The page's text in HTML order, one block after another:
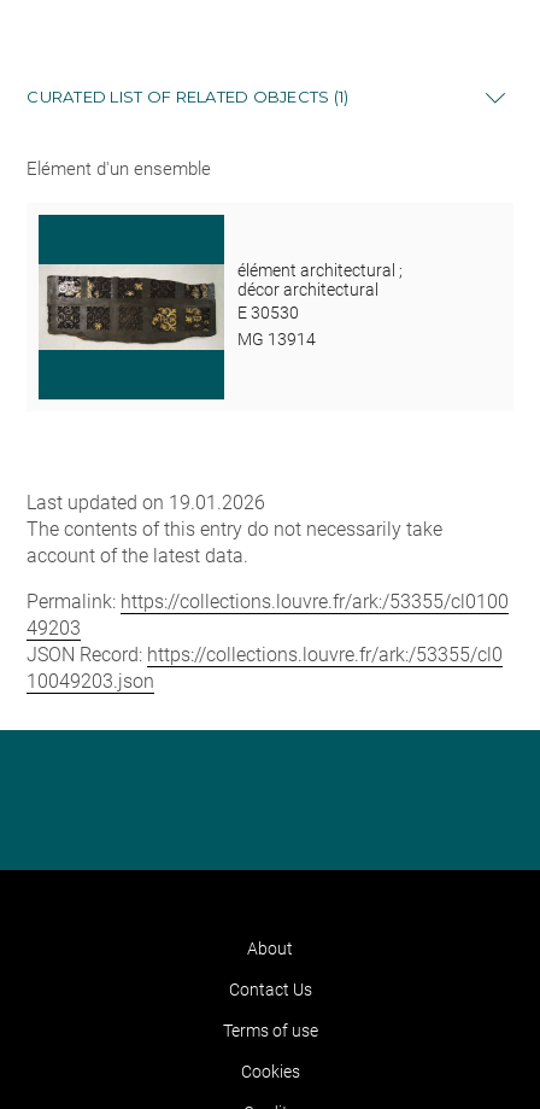
CURATED LIST OF RELATED OBJECTS (1)
Elément d'un ensemble
élément architectural ;
décor architectural
E 30530
MG 13914
Last updated on 19.01.2026
The contents of this entry do not necessarily take
account of the latest data.
Permalink: https://collections.louvre.fr/ark:/53355/cl0100
49203
JSON Record: https://collections.louvre.fr/ark:/53355/cl0
10049203.json
About
Contact Us
Terms of use
Cookies